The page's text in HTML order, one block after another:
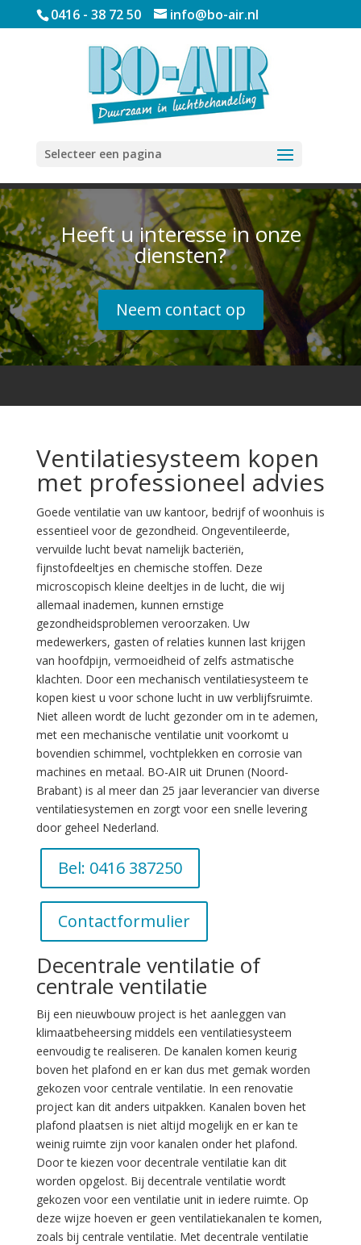
0416 - 38 72 50 info@bo-air.nl
Selecteer een pagina
Heeft u interesse in onze
diensten?
Neem contact op
Ventilatiesysteem kopen
met professioneel advies
Goede ventilatie van uw kantoor, bedrijf of woonhuis is
essentieel voor de gezondheid. Ongeventileerde,
vervuilde lucht bevat namelijk bacteriën,
fijnstofdeeltjes en chemische stoffen. Deze
microscopisch kleine deeltjes in de lucht, die wij
allemaal inademen, kunnen ernstige
gezondheidsproblemen veroorzaken. Uw
medewerkers, gasten of relaties kunnen last krijgen
van hoofdpijn, vermoeidheid of zelfs astmatische
klachten. Door een mechanisch ventilatiesysteem te
kopen kiest u voor schone lucht in uw verblijfsruimte.
Niet alleen wordt de lucht gezonder om in te ademen,
met een mechanische ventilatie unit voorkomt u
bovendien schimmel, vochtplekken en corrosie van
machines en metaal. BO-AIR uit Drunen (Noord-
Brabant) is al meer dan 25 jaar leverancier van diverse
ventilatiesystemen en zorgt voor een snelle levering
door geheel Nederland.
Bel: 0416 387250
Contactformulier
Decentrale ventilatie of
centrale ventilatie
Bij een nieuwbouw project is het aanleggen van
klimaatbeheersing middels een ventilatiesysteem
eenvoudig te realiseren. De kanalen komen keurig
boven het plafond en er kan dus met gemak worden
gekozen voor centrale ventilatie. In een renovatie
project kan dit anders uitpakken. Kanalen boven het
plafond plaatsen is niet altijd mogelijk en er kan te
weinig ruimte zijn voor kanalen onder het plafond.
Door te kiezen voor decentrale ventilatie kan dit
worden opgelost. Bij decentrale ventilatie wordt
gekozen voor een ventilatie unit in iedere ruimte. Op
deze wijze hoeven er geen ventilatiekanalen te komen,
zoals bij centrale ventilatie. Met decentrale ventilatie